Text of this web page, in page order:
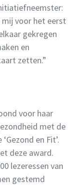
mij voor het eerst
gekregen
en
zetten.”
voor haar
met de
en Fit’.
deze award.
lezeressen van
gestemd